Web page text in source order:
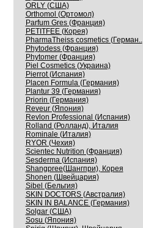
ORLY (США)
Orthomol (Ортомол)
Parfum Gres (Франция)
PETITFEE (Корея)
PharmaTheiss cosmetics (Герман..
Phytodess (Франция)
Phytomer (Франция)
Piel Cosmetics (Украина)
Pierrot (Испания)
Placen Formula (Германия)
Plantur 39 (Германия)
Priorin (Германия)
Reveur (Япония)
Revlon Professional (Испания)
Rolland (Ролланд), Италия
Rominale (Италия)
RYOR (Чехия)
Scientec Nutrition (Франция)
Sesderma (Испания)
Shangpree(Шангпри), Корея
Shonen (Швейцария)
Sibel (Бельгия)
SKIN DOCTORS (Австралия)
SKIN IN BALANCE (Германия)
Solgar (США)
Sosu (Япония)